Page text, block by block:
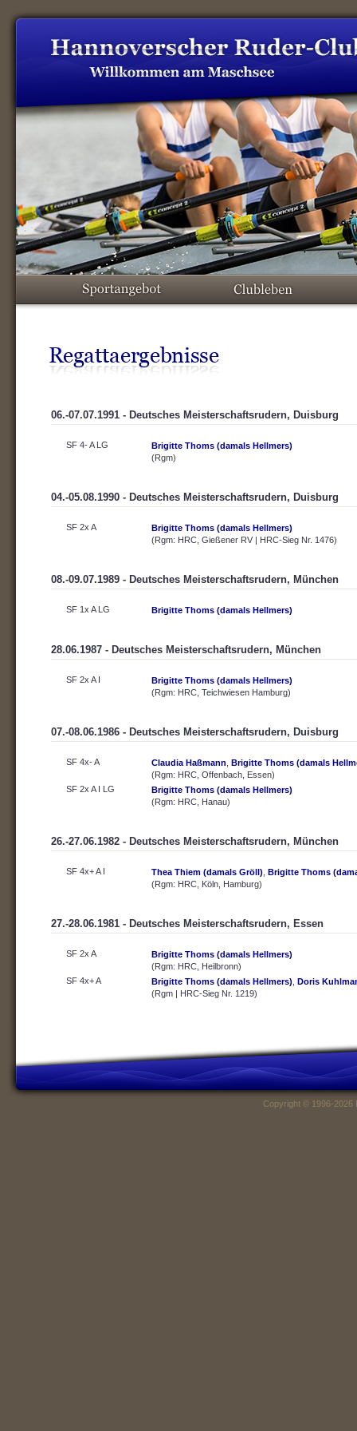
06.-07.07.1991 - Deutsches Meisterschaftsrudern, Duisburg
SF 4- A LG
Brigitte Thoms (damals Hellmers)
(Rgm)
04.-05.08.1990 - Deutsches Meisterschaftsrudern, Duisburg
SF 2x A
Brigitte Thoms (damals Hellmers)
(Rgm: HRC, Gießener RV | HRC-Sieg Nr. 1476)
08.-09.07.1989 - Deutsches Meisterschaftsrudern, München
SF 1x A LG Brigitte Thoms (damals Hellmers)
28.06.1987 - Deutsches Meisterschaftsrudern, München
SF 2x A I
Brigitte Thoms (damals Hellmers)
(Rgm: HRC, Teichwiesen Hamburg)
07.-08.06.1986 - Deutsches Meisterschaftsrudern, Duisburg
SF 4x- A Claudia Haßmann Brigitte Thoms (damals
(Rgm: HRC, Offenbach, Essen)
SF 2x A I LG
Brigitte Thoms (damals Hellmers)
(Rgm: HRC, Hanau)
26.-27.06.1982 - Deutsches Meisterschaftsrudern, München
SF 4x+ A I Thea Thiem (damals Gröll) Brigitte Thoms
(Rgm: HRC, Köln, Hamburg)
27.-28.06.1981 - Deutsches Meisterschaftsrudern, Essen
SF 2x A
Brigitte Thoms (damals Hellmers)
(Rgm: HRC, Heilbronn)
SF 4x+ A
Brigitte Thoms (damals Hellmers) Doris
(Rgm | HRC-Sieg Nr. 1219)
Copyright © 1996-2026